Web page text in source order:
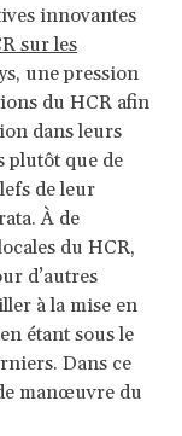
innovantes
sur les
une pression
du HCR afin
dans leurs
plutôt que de
de leur
À de
du HCR,
d’autres
à la mise en
étant sous le
Dans ce
manœuvre du